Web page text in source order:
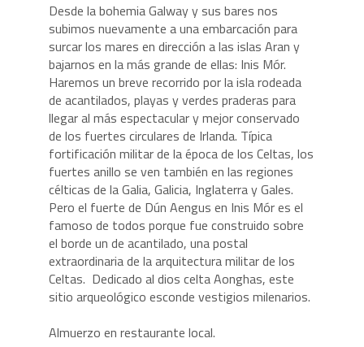
Desde la bohemia Galway y sus bares nos
subimos nuevamente a una embarcación para
surcar los mares en dirección a las islas Aran y
bajarnos en la más grande de ellas: Inis Mór.
Haremos un breve recorrido por la isla rodeada
de acantilados, playas y verdes praderas para
llegar al más espectacular y mejor conservado
de los fuertes circulares de Irlanda. Típica
fortificación militar de la época de los Celtas, los
fuertes anillo se ven también en las regiones
célticas de la Galia, Galicia, Inglaterra y Gales.
Pero el fuerte de Dún Aengus en Inis Mór es el
famoso de todos porque fue construido sobre
el borde un de acantilado, una postal
extraordinaria de la arquitectura militar de los
Celtas. Dedicado al dios celta Aonghas, este
sitio arqueológico esconde vestigios milenarios.
Almuerzo en restaurante local.